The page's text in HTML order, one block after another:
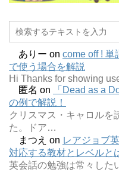
ありー on come off ! 単
で使う場合を解説
Hi Thanks for showing
匿名 on
「Dead as a
の例で解説！
クリスマス・キャロルを
た。ドア…
まつえ on レアジョブ
対応する教材とレベルと
英会話の勉強は常々した